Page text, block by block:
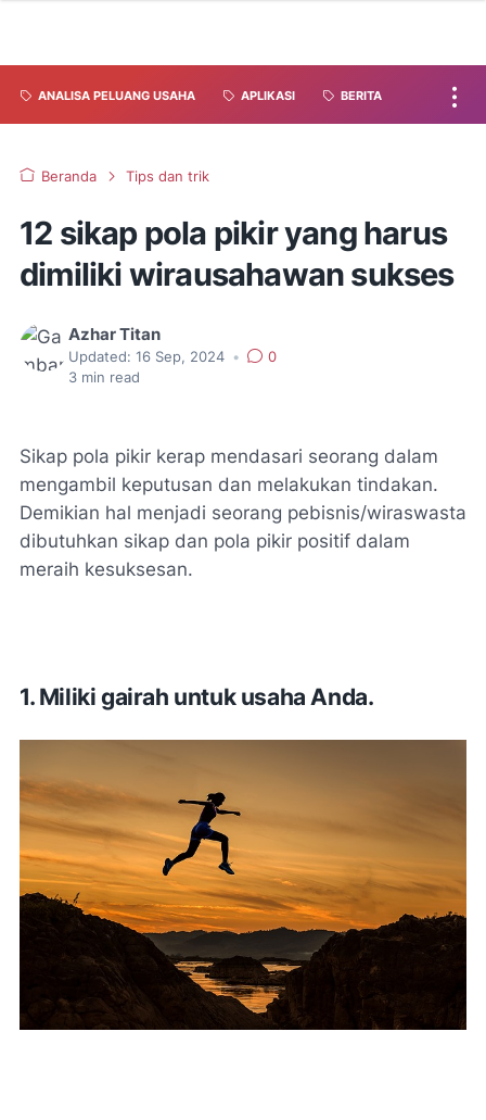
ANALISA PELUANG USAHA APLIKASI BERITA
Beranda Tips dan trik
12 sikap pola pikir yang harus
dimiliki wirausahawan sukses
Azhar Titan
Updated: 16 Sep, 2024 •
0
3 min read
Sikap pola pikir kerap mendasari seorang dalam
mengambil keputusan dan melakukan tindakan.
Demikian hal menjadi seorang pebisnis/wiraswasta
dibutuhkan sikap dan pola pikir positif dalam
meraih kesuksesan.
1. Miliki gairah untuk usaha Anda.